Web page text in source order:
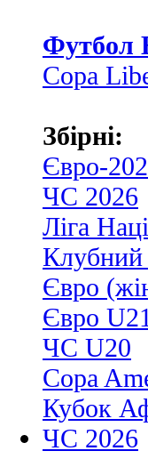
Футбол
Copa
Збірні:
Євро-
ЧС 2026
Ліга
Клубний
Євро
Євро U21
ЧС U20
Copa
Кубок
ЧС 2026